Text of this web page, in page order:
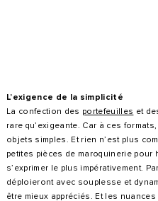
L’exigence de la simplicité
La confection des portefeuilles et
rare qu’exigeante. Car à ces
objets simples. Et rien n’est plus
petites pièces de maroquinerie pour
s’exprimer le plus impérativement.
déploieront avec souplesse et
être mieux appréciés. Et les